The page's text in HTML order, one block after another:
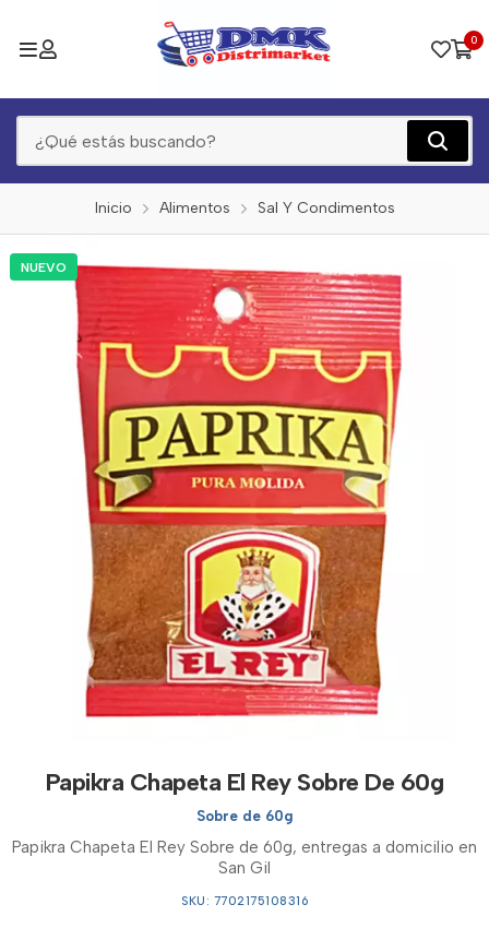
0
Inicio Alimentos Sal Y Condimentos
NUEVO
Papikra Chapeta El Rey Sobre De 60g
Sobre de 60g
Papikra Chapeta El Rey Sobre de 60g, entregas a domicilio en
San Gil
SKU: 7702175108316